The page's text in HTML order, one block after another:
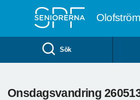
Sök
Onsdagsvandring